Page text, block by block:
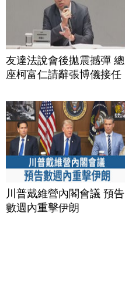
友達法說會後拋震撼彈 總
座柯富仁請辭張博儀接任
川普戴維營內閣會議 預告
數週內重擊伊朗